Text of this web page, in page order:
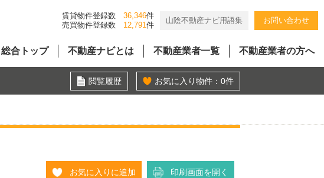
賃貸物件登録数 36,346件
売買物件登録数
12,791件
山陰不動産ナビ用語集 お問い合わせ
総合トップ 不動産ナビとは 不動産業者一覧 不動産業者の方へ
閲覧履歴 お気に入り物件： 0件
お気に入りに追加 印刷画面を開く